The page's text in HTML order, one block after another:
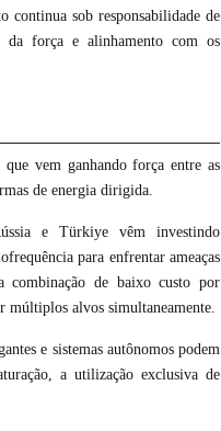
continua sob responsabilidade de
da força e alinhamento com os
que vem ganhando força entre as
de energia dirigida.
e Türkiye vêm investindo
para enfrentar ameaças
combinação de baixo custo por
múltiplos alvos simultaneamente.
e sistemas autônomos podem
a utilização exclusiva de